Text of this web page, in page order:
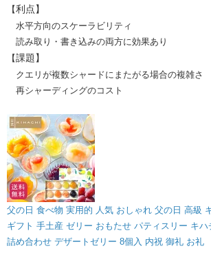
【利点】
水平方向のスケーラビリティ
読み取り・書き込みの両方に効果あり
【課題】
クエリが複数シャードにまたがる場合の複雑さ
再シャーディングのコスト
父の日 食べ物 実用的 人気 おしゃれ 父の日 高級
ギフト 手土産 ゼリー おもたせ パティスリー キハ
詰め合わせ デザートゼリー 8個入 内祝 御礼 お礼